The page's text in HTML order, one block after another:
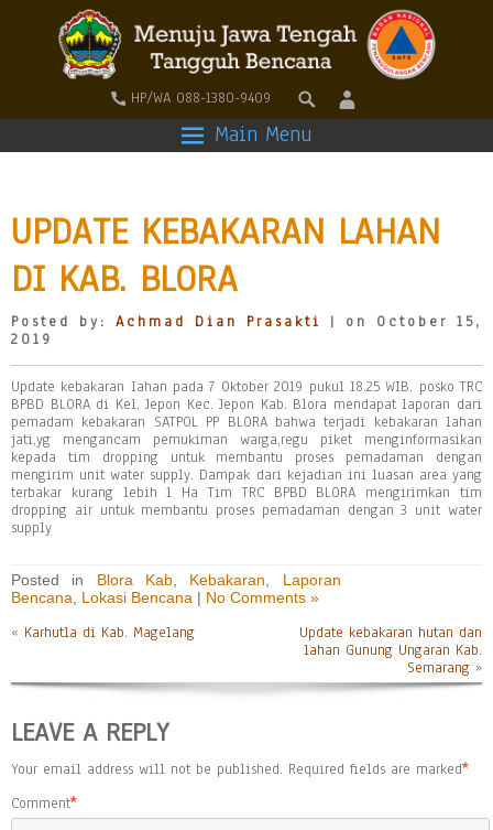
HP/WA 088-1380-9409
Main Menu
UPDATE KEBAKARAN LAHAN
DI KAB. BLORA
Posted by: Achmad Dian Prasakti
| on October 15,
2019
Update kebakaran lahan pada 7 Oktober 2019 pukul 18.25 WIB. posko TRC
BPBD BLORA di Kel. Jepon Kec. Jepon Kab. Blora mendapat laporan dari
pemadam kebakaran SATPOL PP BLORA bahwa terjadi kebakaran lahan
jati,yg mengancam pemukiman warga,regu piket menginformasikan
kepada tim dropping untuk membantu proses pemadaman dengan
mengirim unit water supply. Dampak dari kejadian ini luasan area yang
terbakar kurang lebih 1 Ha Tim TRC BPBD BLORA mengirimkan tim
dropping air untuk membantu proses pemadaman dengan 3 unit water
supply
Posted in Blora Kab, Kebakaran
Laporan
Bencana
Lokasi Bencana | No Comments »
« Karhutla di Kab. Magelang
Update kebakaran hutan dan
lahan Gunung Ungaran Kab.
Semarang »
LEAVE A REPLY
Your email address will not be published. Required fields are marked*
Comment*